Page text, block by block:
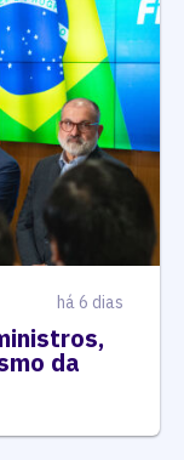
há 6 dias
da